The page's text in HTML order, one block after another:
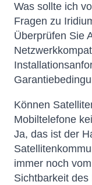
Was sollte ich
Fragen zu
Überprüfen Sie
Können
Mobiltelefone
Ja, das ist der
immer noch
Sichtbarkeit